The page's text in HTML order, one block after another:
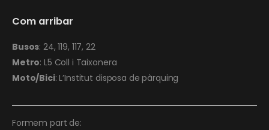
Com arribar
Busos: 24, 119, 117, 22
Metro: L5 Coll i Taixonera
Moto/Bici: L’Institut disposa de pàrquing
Formem part de: